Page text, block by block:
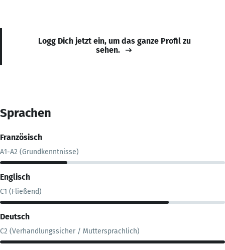
Logg Dich jetzt ein, um das ganze Profil zu
sehen.
Sprachen
Französisch
A1-A2 (Grundkenntnisse)
Englisch
C1 (Fließend)
Deutsch
C2 (Verhandlungssicher / Muttersprachlich)